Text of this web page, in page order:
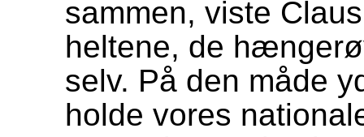
sammen, viste
heltene, de
selv. På den måde
holde vores